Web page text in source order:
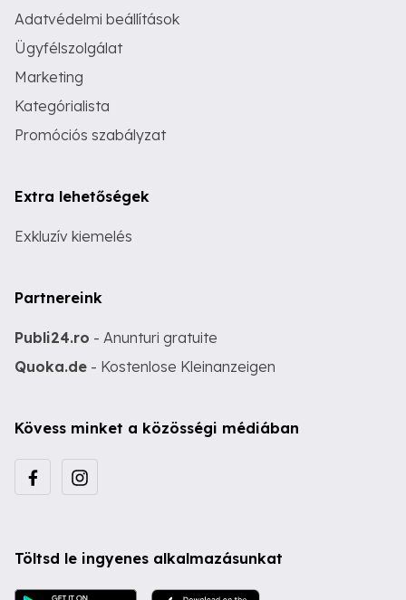
Adatvédelmi beállítások
Ügyfélszolgálat
Marketing
Kategórialista
Promóciós szabályzat
Extra lehetőségek
Exkluzív kiemelés
Partnereink
Publi24.ro - Anunturi gratuite
Quoka.de - Kostenlose Kleinanzeigen
Kövess minket a közösségi médiában
Töltsd le ingyenes alkalmazásunkat